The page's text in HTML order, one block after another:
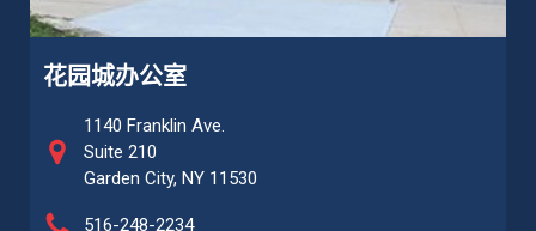
花园城办公室
1140 Franklin Ave.
Suite 210
Garden City, NY 11530
516-248-2234